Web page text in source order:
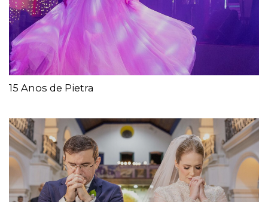
15 Anos de Pietra